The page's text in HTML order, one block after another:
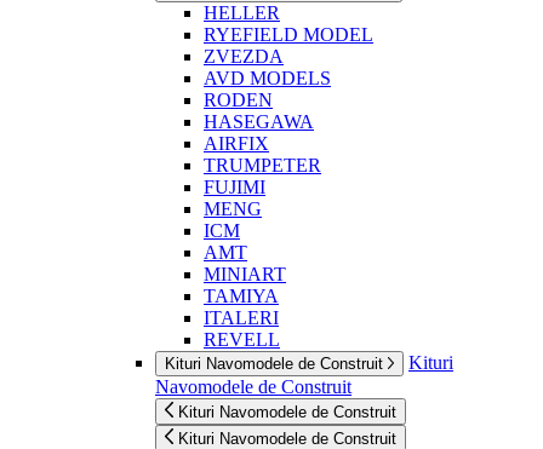
HELLER
RYEFIELD MODEL
ZVEZDA
AVD MODELS
RODEN
HASEGAWA
AIRFIX
TRUMPETER
FUJIMI
MENG
ICM
AMT
MINIART
TAMIYA
ITALERI
REVELL
Kituri Navomodele de Construit
Kituri
Navomodele de Construit
Kituri Navomodele de Construit
Kituri Navomodele de Construit